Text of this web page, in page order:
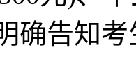
确告知考